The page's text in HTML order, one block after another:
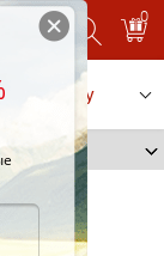
0
услугу